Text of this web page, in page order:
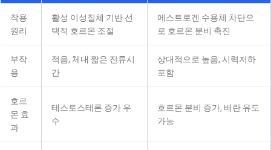
작용
원리
활성 이성질체 기반 선
택적 호르몬 조절
에스트로겐 수용체 차단으
로 호르몬 분비 촉진
부작
용
적음, 체내 짧은 잔류시
간
상대적으로 높음, 시력저하
포함
호르
몬 효
과
테스토스테론 증가 우
수
호르몬 분비 증가, 배란 유도
가능